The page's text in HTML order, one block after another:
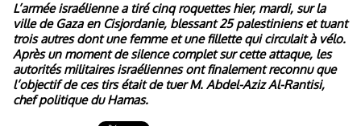
L’armée israélienne a tiré cinq roquettes hier, mardi, sur la
ville de Gaza en Cisjordanie, blessant 25 palestiniens et tuant
trois autres dont une femme et une fillette qui circulait à vélo.
Après un moment de silence complet sur cette attaque, les
autorités militaires israéliennes ont finalement reconnu que
l’objectif de ces tirs était de tuer M. Abdel-Aziz Al-Rantisi,
chef politique du Hamas.